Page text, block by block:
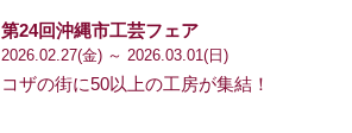
第24回沖縄市工芸フェア
2026.02.27(金) ～ 2026.03.01(日)
コザの街に50以上の工房が集結！